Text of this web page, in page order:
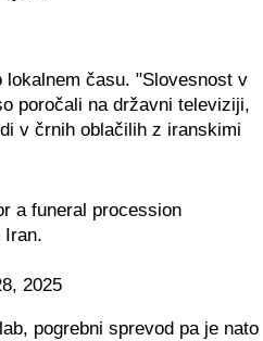
času. "Slovesnost v
poročali na državni televiziji,
v črnih oblačilih z iranskimi
a funeral procession
Iran.
2025
pogrebni sprevod pa je nato